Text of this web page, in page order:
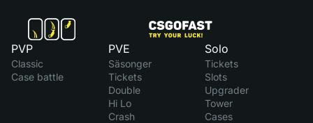
PVP
Classic
Case battle
PVE
Säsonger
Tickets
Double
Hi Lo
Crash
Solo
Tickets
Slots
Upgrader
Tower
Cases